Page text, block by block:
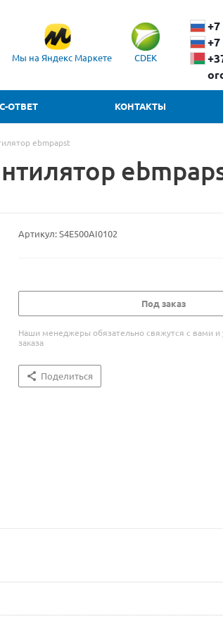
Мы на Яндекс Маркете CDEK
+7
+7
ОТВЕТ КОНТАКТЫ
ebmpapst
Артикул:S4E500AI0102
Под заказ
Наши менеджеры обязательно свяжутся с вами и
заказа
Поделиться